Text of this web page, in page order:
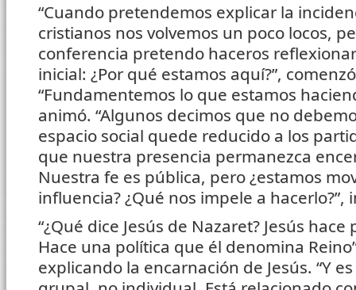
“Cuando pretendemos explicar la
cristianos nos volvemos un poco locos,
conferencia pretendo haceros
inicial: ¿Por qué estamos aquí?”,
“Fundamentemos lo que estamos
animó. “Algunos decimos que no
espacio social quede reducido a los
que nuestra presencia permanezca
Nuestra fe es pública, pero ¿estamos
influencia? ¿Qué nos impele a hacerlo?”,
“¿Qué dice Jesús de Nazaret? Jesús
Hace una política que él denomina
explicando la encarnación de Jesús. “Y